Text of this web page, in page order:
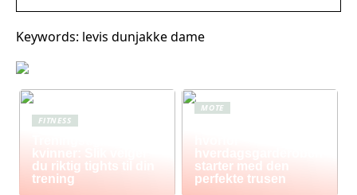
Keywords: levis dunjakke dame
FITNESS
kvinner: Slik velger
du riktig tights til din
trening
MOTE
hverdagsgarderoben
starter med den
perfekte trusen